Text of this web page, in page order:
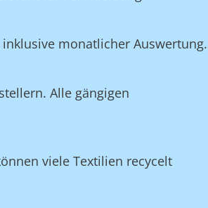
monatlicher Auswertung.
Alle gängigen
viele Textilien recycelt